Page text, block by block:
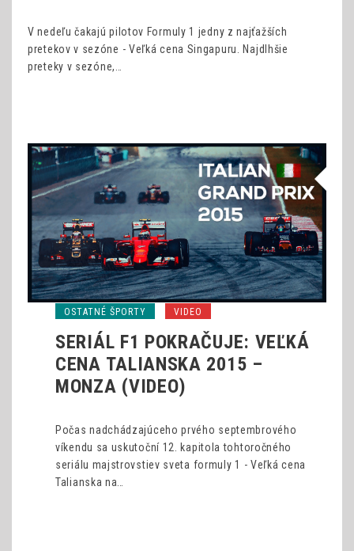
V nedeľu čakajú pilotov Formuly 1 jedny z najťažších
pretekov v sezóne - Veľká cena Singapuru. Najdlhšie
preteky v sezóne,…
OSTATNÉ ŠPORTY VIDEO
SERIÁL F1 POKRAČUJE: VEĽKÁ
CENA TALIANSKA 2015 –
MONZA (VIDEO)
Počas nadchádzajúceho prvého septembrového
víkendu sa uskutoční 12. kapitola tohtoročného
seriálu majstrovstiev sveta formuly 1 - Veľká cena
Talianska na…